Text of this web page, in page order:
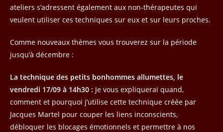
ateliers s’adressent également aux non-thérapeutes qui
veulent utiliser ces techniques sur eux et sur leurs proches.
Comme nouveaux thèmes vous trouverez sur la période
jusqu’à décembre :
La technique des petits bonhommes allumettes, le
vendredi 17/09 à 14h30 : Je vous expliquerai quand,
comment et pourquoi j’utilise cette technique créée par
Jacques Martel pour couper les liens inconscients,
débloquer les blocages émotionnels et permettre à nos